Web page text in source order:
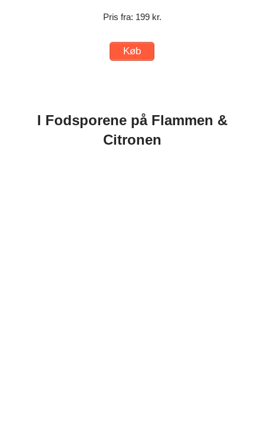
Pris fra: 199 kr.
Køb
I Fodsporene på Flammen &
Citronen